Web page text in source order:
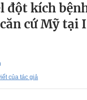
đột kích
cứ Mỹ tại
của tác giả